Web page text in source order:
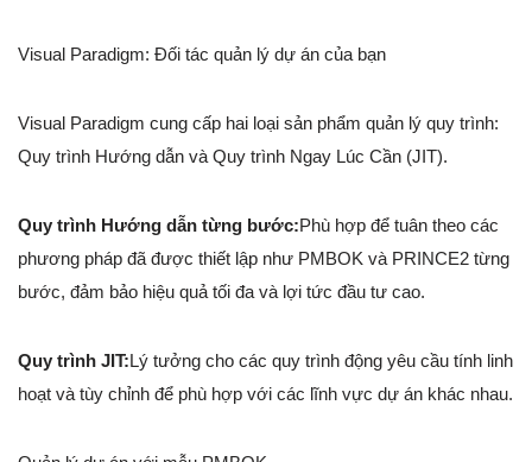
Visual Paradigm: Đối tác quản lý dự án của bạn
Visual Paradigm cung cấp hai loại sản phẩm quản lý quy trình:
Quy trình Hướng dẫn và Quy trình Ngay Lúc Cần (JIT).
Quy trình Hướng dẫn từng bước:Phù hợp để tuân theo các
phương pháp đã được thiết lập như PMBOK và PRINCE2 từng
bước, đảm bảo hiệu quả tối đa và lợi tức đầu tư cao.
Quy trình JIT:Lý tưởng cho các quy trình động yêu cầu tính linh
hoạt và tùy chỉnh để phù hợp với các lĩnh vực dự án khác nhau.